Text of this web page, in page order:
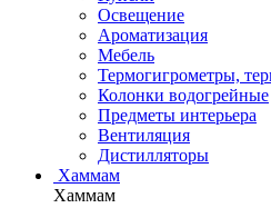
Освещение
Ароматизация
Мебель
Термогигрометры,
Колонки водогрейные
Предметы интерьера
Вентиляция
Дистилляторы
Хаммам
Хаммам